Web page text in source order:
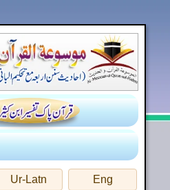
Eng
Ur-Latn